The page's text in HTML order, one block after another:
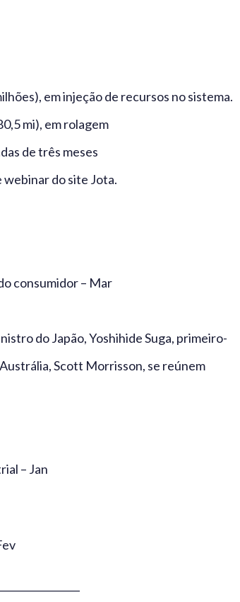
em injeção de recursos no sistema.
mi), em rolagem
de três meses
do site Jota.
consumidor – Mar
do Japão, Yoshihide Suga, primeiro-
Scott Morrisson, se reúnem
– Jan